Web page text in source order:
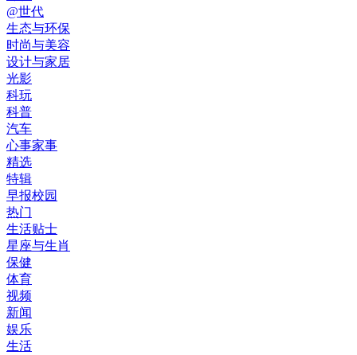
@世代
生态与环保
时尚与美容
设计与家居
光影
科玩
科普
汽车
心事家事
精选
特辑
早报校园
热门
生活贴士
星座与生肖
保健
体育
视频
新闻
娱乐
生活